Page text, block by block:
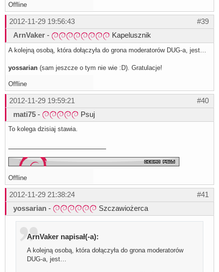
Offline
#39
2012-11-29 19:56:43
ArnVaker - Kapelusznik
A kolejną osobą, która dołączyła do grona moderatorów DUG-a, jest…
yossarian (sam jeszcze o tym nie wie :D). Gratulacje!
Offline
#40
2012-11-29 19:59:21
mati75 - Psuj
To kolega dzisiaj stawia.
Offline
#41
2012-11-29 21:38:24
yossarian - Szczawiożerca
ArnVaker napisał(-a):
A kolejną osobą, która dołączyła do grona moderatorów
DUG-a, jest…